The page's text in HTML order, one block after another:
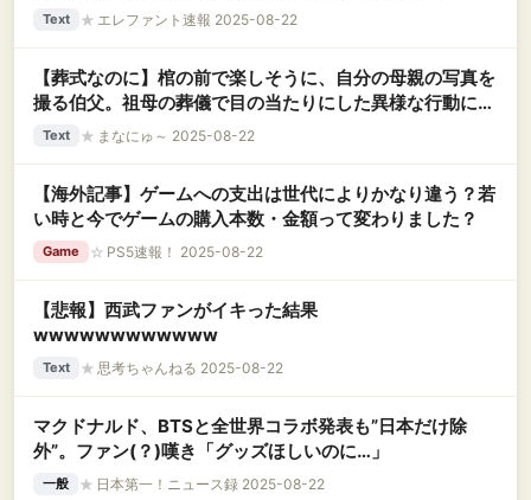
Text ★ エレファント速報 2025-08-22
【葬式なのに】棺の前で楽しそうに、自分の母親の写真を
撮る伯父。祖母の葬儀で目の当たりにした異様な行動に唖
然・・・
Text ★ まなにゅ～ 2025-08-22
【海外記事】ゲームへの支出は世代によりかなり違う？若
い時と今でゲームの購入本数・金額って変わりました？
Game ☆ PS5速報！ 2025-08-22
【悲報】西武ファンがイキった結果
wwwwwwwwwwww
Text ★ 思考ちゃんねる 2025-08-22
マクドナルド、BTSと全世界コラボ発表も”日本だけ除
外”。ファン(？)嘆き「グッズほしいのに…」
一般 ★ 日本第一！ニュース録 2025-08-22